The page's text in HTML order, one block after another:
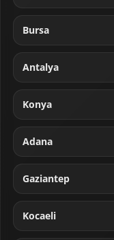
Bursa
Antalya
Konya
Adana
Gaziantep
Kocaeli